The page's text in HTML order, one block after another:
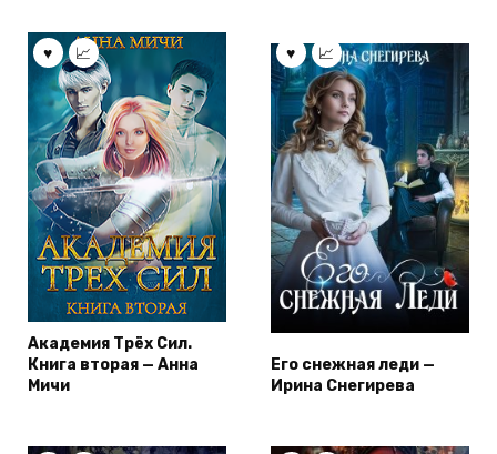
Академия Трёх Сил.
Книга вторая — Анна
Мичи
Его снежная леди —
Ирина Снегирева